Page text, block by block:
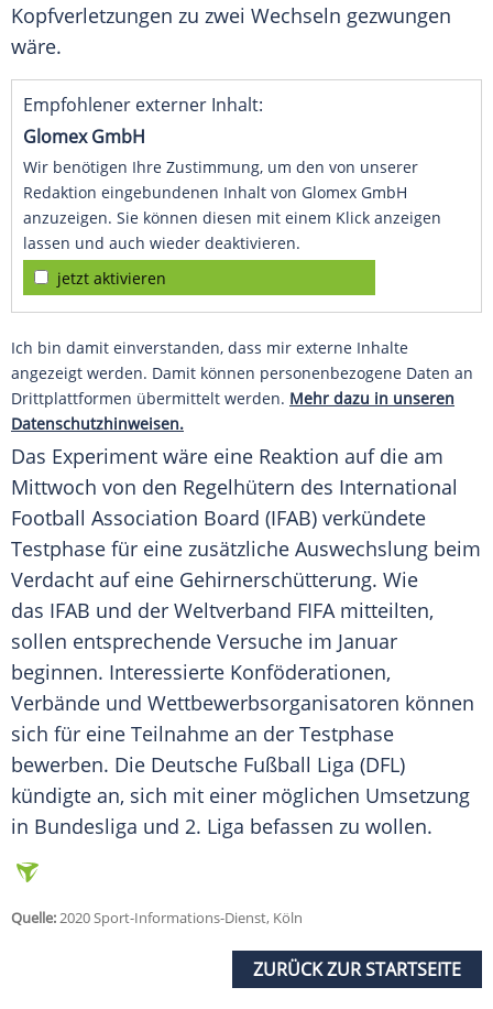
Kopfverletzungen zu zwei Wechseln gezwungen
wäre.
Empfohlener externer Inhalt:
Glomex GmbH
Wir benötigen Ihre Zustimmung, um den von unserer
Redaktion eingebundenen Inhalt von Glomex GmbH
anzuzeigen. Sie können diesen mit einem Klick anzeigen
lassen und auch wieder deaktivieren.
jetzt aktivieren
Ich bin damit einverstanden, dass mir externe Inhalte
angezeigt werden. Damit können personenbezogene Daten an
Drittplattformen übermittelt werden. Mehr dazu in unseren
Datenschutzhinweisen.
Das Experiment wäre eine Reaktion auf die am
Mittwoch von den Regelhütern des International
Football Association Board (IFAB) verkündete
Testphase für eine zusätzliche Auswechslung beim
Verdacht auf eine Gehirnerschütterung. Wie
das IFAB und der Weltverband FIFA mitteilten,
sollen entsprechende Versuche im Januar
beginnen. Interessierte Konföderationen,
Verbände und Wettbewerbsorganisatoren können
sich für eine Teilnahme an der Testphase
bewerben. Die Deutsche Fußball Liga (DFL)
kündigte an, sich mit einer möglichen Umsetzung
in Bundesliga und 2. Liga befassen zu wollen.
Quelle:2020 Sport-Informations-Dienst, Köln
ZURÜCK ZUR STARTSEITE